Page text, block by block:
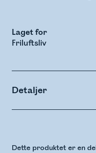
Laget for
Friluftsliv
Detaljer
Dette produktet er en